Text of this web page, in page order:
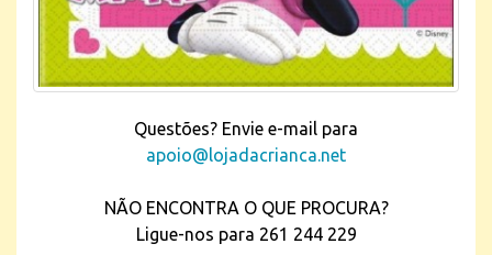
Questões? Envie e-mail para
apoio@lojadacrianca.net
NÃO ENCONTRA O QUE PROCURA?
Ligue-nos para 261 244 229